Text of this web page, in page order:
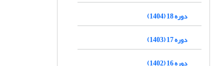
دوره 18 (1404)
دوره 17 (1403)
دوره 16 (1402)